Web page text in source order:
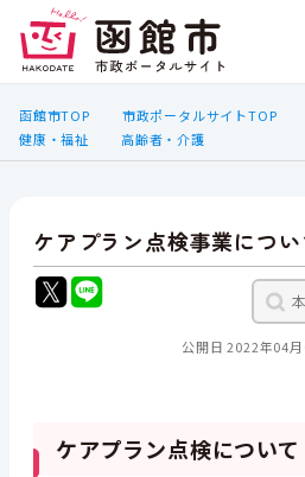
函館市TOP 市政ポータルサイトTOP
健康・福祉
高齢者・介護
ケアプラン点検事業につい
公開日 2022年04
ケアプラン点検について